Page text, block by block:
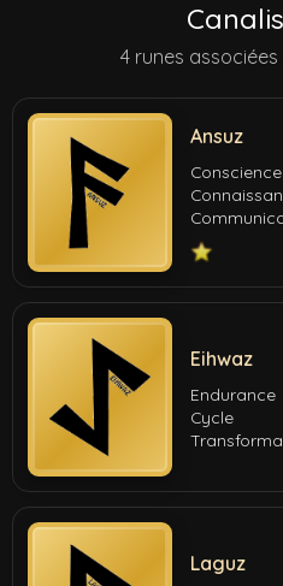
4 runes
Ansuz
Conscience
Eihwaz
Endurance
Cycle
Laguz